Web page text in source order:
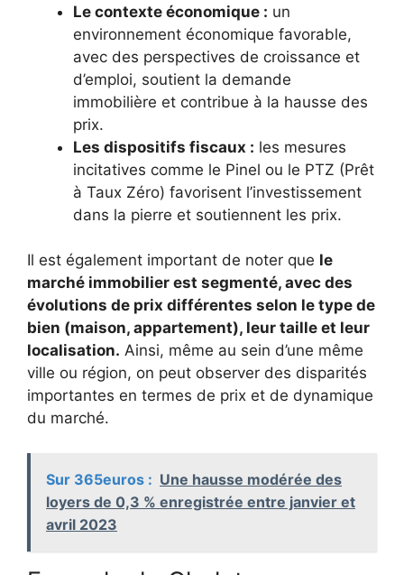
Le contexte économique : un
environnement économique favorable,
avec des perspectives de croissance et
d’emploi, soutient la demande
immobilière et contribue à la hausse des
prix.
Les dispositifs fiscaux : les mesures
incitatives comme le Pinel ou le PTZ (Prêt
à Taux Zéro) favorisent l’investissement
dans la pierre et soutiennent les prix.
Il est également important de noter que le
marché immobilier est segmenté, avec des
évolutions de prix différentes selon le type de
bien (maison, appartement), leur taille et leur
localisation. Ainsi, même au sein d’une même
ville ou région, on peut observer des disparités
importantes en termes de prix et de dynamique
du marché.
Sur 365euros : Une hausse modérée des
loyers de 0,3 % enregistrée entre janvier et
avril 2023